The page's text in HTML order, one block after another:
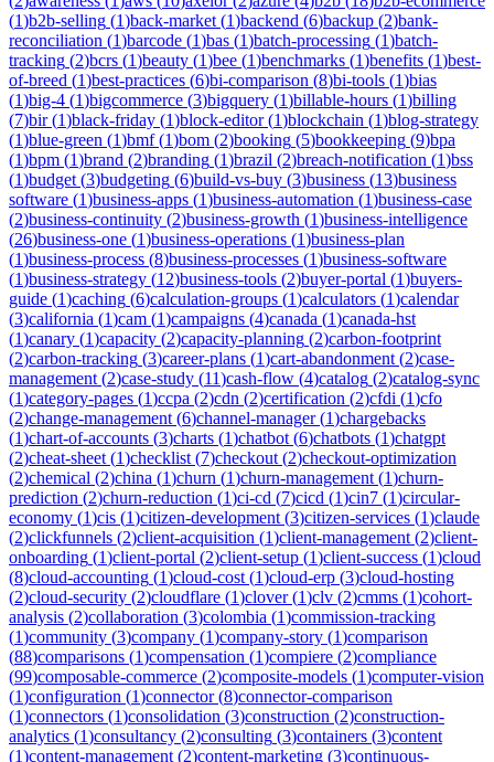
(1)b2b-selling (1)back-market (1)backend (6)backup (2)bank-
reconciliation (1)barcode (1)bas (1)batch-processing (1)batch-
tracking (2)bcrs (1)beauty (1)bee (1)benchmarks (1)benefits (1)best-
of-breed (1)best-practices (6)bi-comparison (8)bi-tools (1)bias
(1)big-4 (1)bigcommerce (3)bigquery (1)billable-hours (1)billing
(7)bir(1)black-friday (1)block-editor(1)blockchain (1)blog-strategy
(1)blue-green (1)bmf(1)bom (2)booking (5)bookkeeping (9)bpa
(1)bpm (1)brand (2)branding (1)brazil (2)breach-notification (1)bss
(1)budget (3)budgeting (6)build-vs-buy (3)business (13)business
software (1)business-apps (1)business-automation (1)business-case
(2)business-continuity (2)business-growth (1)business-intelligence
(26)business-one (1)business-operations (1)business-plan
(1)business-process (8)business-processes (1)business-software
(1)business-strategy (12)business-tools (2)buyer-portal (1)buyers-
guide (1)caching (6)calculation-groups (1)calculators (1)calendar
(3)california (1)cam (1)campaigns (4)canada (1)canada-hst
(1)canary (1)capacity (2)capacity-planning (2)carbon-footprint
(2)carbon-tracking (3)career-plans (1)cart-abandonment (2)case-
management (2)case-study (11)cash-flow (4)catalog (2)catalog-sync
(1)category-pages (1)ccpa (2)cdn (2)certification (2)cfdi (1)cfo
(2)change-management (6)channel-manager(1)chargebacks
(1)chart-of-accounts (3)charts (1)chatbot (6)chatbots (1)chatgpt
(2)cheat-sheet (1)checklist (7)checkout (2)checkout-optimization
(2)chemical (2)china (1)churn (1)churn-management (1)churn-
prediction (2)churn-reduction (1)ci-cd (7)cicd (1)cin7 (1)circular-
economy (1)cis (1)citizen-development (3)citizen-services (1)claude
(2)clickfunnels (2)client-acquisition (1)client-management (2)client-
onboarding (1)client-portal (2)client-setup (1)client-success (1)cloud
(8)cloud-accounting (1)cloud-cost (1)cloud-erp (3)cloud-hosting
(2)cloud-security (2)cloudflare (1)clover(1)clv (2)cmms (1)cohort-
analysis (2)collaboration (3)colombia (1)commission-tracking
(1)community (3)company (1)company-story (1)comparison
(88)comparisons (1)compensation (1)compiere (2)compliance
(99)composable-commerce (2)composite-models (1)computer-vision
(1)configuration (1)connector(8)connector-comparison
(1)connectors (1)consolidation (3)construction (2)construction-
analytics (1)consultancy (2)consulting (3)containers (3)content
(1)content-management (2)content-marketing (3)continuous-